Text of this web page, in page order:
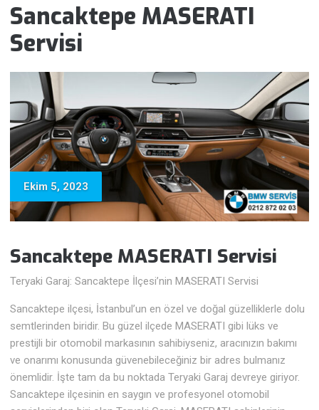
Sancaktepe MASERATI
Servisi
Ekim 5, 2023
Sancaktepe MASERATI Servisi
Teryaki Garaj: Sancaktepe İlçesi’nin MASERATI Servisi
Sancaktepe ilçesi, İstanbul’un en özel ve doğal güzelliklerle dolu
semtlerinden biridir. Bu güzel ilçede MASERATI gibi lüks ve
prestijli bir otomobil markasının sahibiyseniz, aracınızın bakımı
ve onarımı konusunda güvenebileceğiniz bir adres bulmanız
önemlidir. İşte tam da bu noktada Teryaki Garaj devreye giriyor.
Sancaktepe ilçesinin en saygın ve profesyonel otomobil